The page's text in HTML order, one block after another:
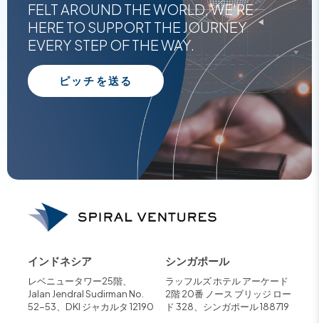
FELT AROUND THE WORLD, WE'RE
HERE TO SUPPORT THE JOURNEY
EVERY STEP OF THE WAY.
ピッチを送る
インドネシア
レベニュータワー25階、
Jalan Jendral Sudirman No.
52-53、DKI ジャカルタ 12190
シンガポール
ラッフルズ ホテル アーケード
2階 20番 ノース ブリッジ ロー
ド 328、シンガポール 188719